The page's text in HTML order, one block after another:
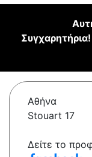
Συγχαρητήρια!
Αθήνα
Stouart 17
Δείτε το